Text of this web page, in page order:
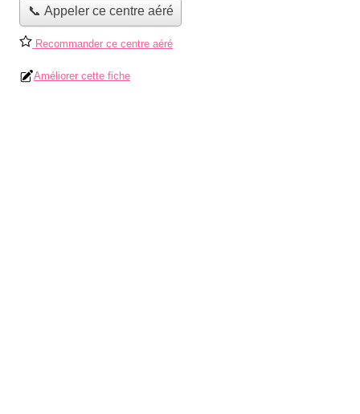
📞 Appeler ce centre aéré
Recommander ce centre aéré
Améliorer cette fiche